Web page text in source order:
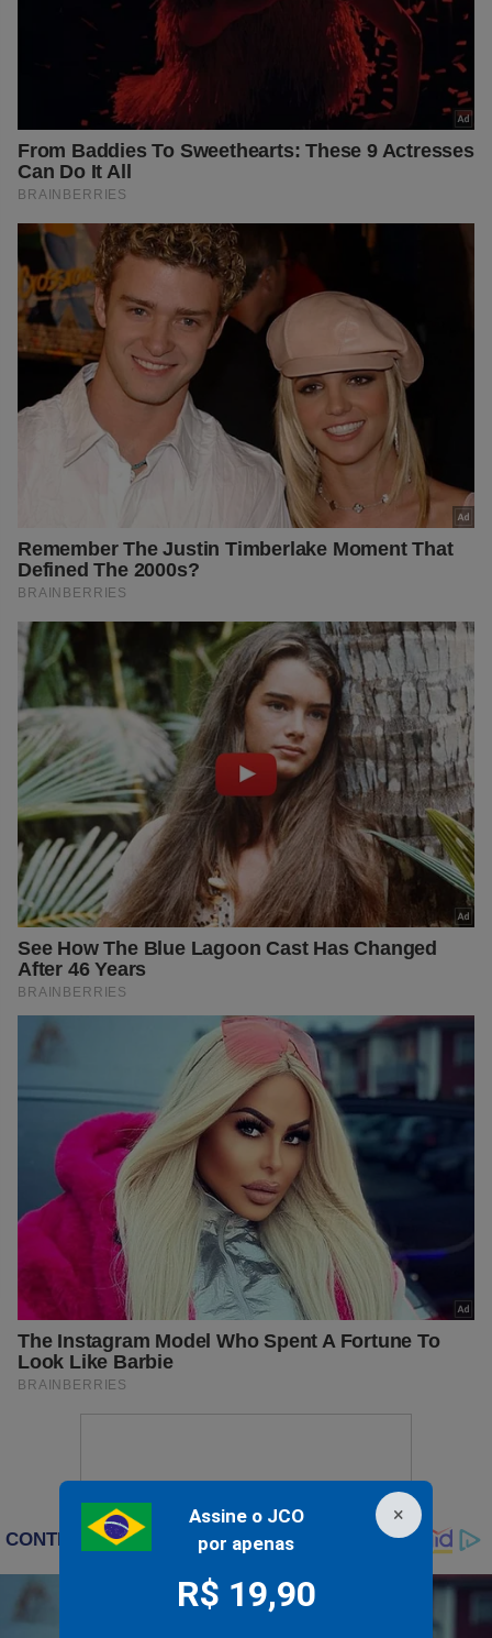
×
Assine o JCO
por apenas
R$ 19,90